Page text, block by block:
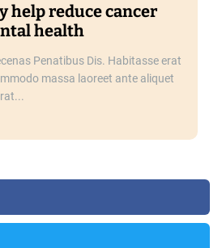
help reduce cancer
health
Penatibus Dis. Habitasse erat
massa laoreet ante aliquet